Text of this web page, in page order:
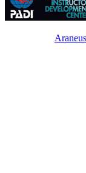
Araneus